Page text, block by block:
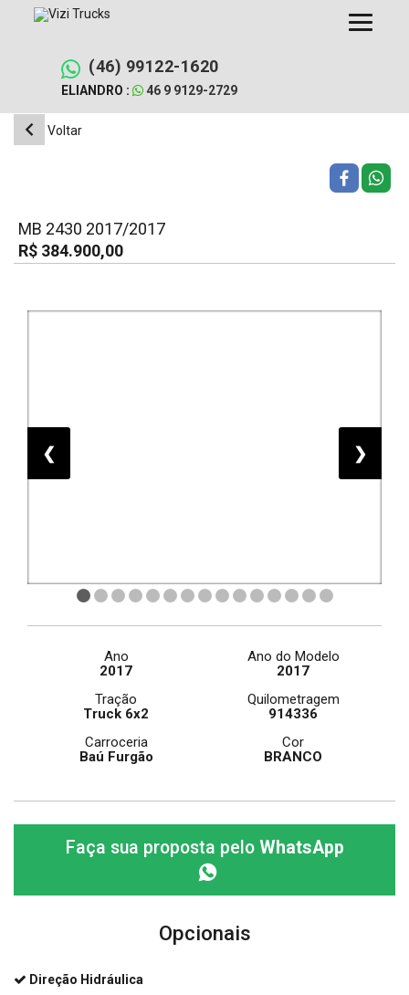
(46) 99122-1620
ELIANDRO : 46 9 9129-2729
Voltar
MB 2430 2017/2017
R$ 384.900,00
❮ ❯
Ano
2017
Ano do Modelo
2017
Tração
Truck 6x2
Quilometragem
914336
Carroceria
Baú Furgão
Cor
BRANCO
Faça sua proposta pelo WhatsApp
Opcionais
Direção Hidráulica